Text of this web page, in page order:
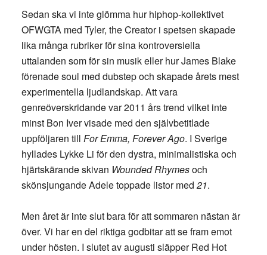
Sedan ska vi inte glömma hur hiphop-kollektivet
OFWGTA med Tyler, the Creator i spetsen skapade
lika många rubriker för sina kontroversiella
uttalanden som för sin musik eller hur James Blake
förenade soul med dubstep och skapade årets mest
experimentella ljudlandskap. Att vara
genreöverskridande var 2011 års trend vilket inte
minst Bon Iver visade med den självbetitlade
uppföljaren till For Emma, Forever Ago. I Sverige
hyllades Lykke Li för den dystra, minimalistiska och
hjärtskärande skivan Wounded Rhymesoch
skönsjungande Adele toppade listor med 21.
Men året är inte slut bara för att sommaren nästan är
över. Vi har en del riktiga godbitar att se fram emot
under hösten. I slutet av augusti släpper Red Hot